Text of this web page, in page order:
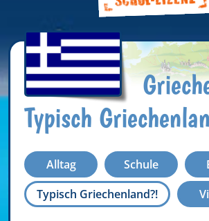
Typisch
Alltag Schule
Typisch Griechenland?!